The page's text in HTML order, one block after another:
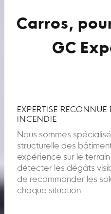
Carros,
GC
EXPERTISE RECONNUE
INCENDIE
Nous sommes
structurelle des
expérience sur le
détecter les dégâts
de recommander les
chaque situation.